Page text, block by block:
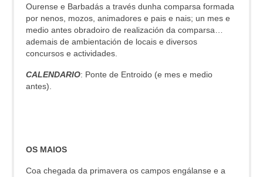
Ourense e Barbadás a través dunha comparsa formada
por nenos, mozos, animadores e pais e nais; un mes e
medio antes obradoiro de realización da comparsa…
ademais de ambientación de locais e diversos
concursos e actividades.
CALENDARIO: Ponte de Entroido (e mes e medio
antes).
OS MAIOS
Coa chegada da primavera os campos engálanse e a